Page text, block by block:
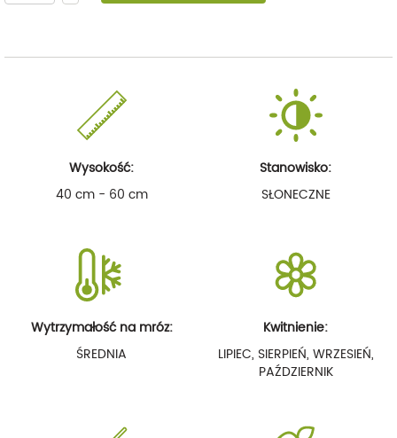
Wysokość:
40 cm - 60 cm
Stanowisko:
SŁONECZNE
Wytrzymałość na mróz:
ŚREDNIA
Kwitnienie:
LIPIEC, SIERPIEŃ, WRZESIEŃ,
PAŹDZIERNIK